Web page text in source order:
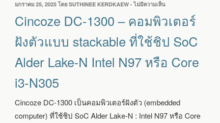
เขียน
ที่
มกราคม 25, 2025 โดย SUTHINEE KERDKAEW -ไม่มีความเห็น
DC-
ฝัง
ตัว
ใช้
ชิป
Cincoze DC-1300 – คอมพิวเตอร์
ฝังตัวแบบ stackable ที่ใช้ชิป SoC
Alder Lake-N Intel N97 หรือ Core
i3-N305
Cincoze DC-1300 เป็นคอมพิวเตอร์ฝังตัว (embedded
computer) ที่ใช้ชิป SoC Alder Lake-N : Intel N97 หรือ Core